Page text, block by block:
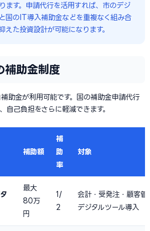
ます。申請代行を活用すれば、市のデジ
国のIT導入補助金などを重複なく組み合
えた投資設計が可能になります。
補助金制度
助金が利用可能です。国の補助金申請代行
自己負担をさらに軽減できます。
補助額
補
助
率
対象
最大
80万
円
1/
2
会計・受発注・顧客管
デジタルツール導入